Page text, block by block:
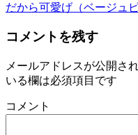
だから可愛げ（ベージュ
コメントを残す
メールアドレスが公開さ
いる欄は必須項目です
コメント